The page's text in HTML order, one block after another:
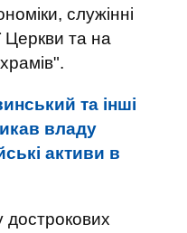
служінні
Церкви та на
та інші
владу
активи в
дострокових